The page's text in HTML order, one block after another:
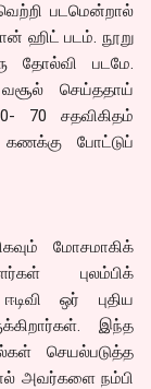
படமென்றால்
ஹிட் படம். நூறு
தோல்வி படமே.
செய்ததாய்
70 சதவிகிதம்
கணக்கு போட்டுப்
மோசமாகிக்
புலம்பிக்
ஒர் புதிய
இந்த
செயல்படுத்த
அவர்களை நம்பி